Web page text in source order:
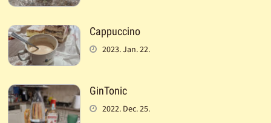
Cappuccino
2023. Jan. 22.
GinTonic
2022. Dec. 25.